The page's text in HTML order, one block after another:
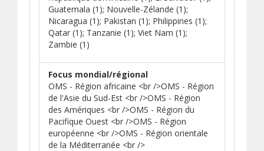
Guatemala (1); Nouvelle-Zélande (1);
Nicaragua (1); Pakistan (1); Philippines (1);
Qatar (1); Tanzanie (1); Viet Nam (1);
Zambie (1)
Focus mondial/régional
OMS - Région africaine <br />OMS - Région
de l'Asie du Sud-Est <br />OMS - Région
des Amériques <br />OMS - Région du
Pacifique Ouest <br />OMS - Région
européenne <br />OMS - Région orientale
de la Méditerranée <br />